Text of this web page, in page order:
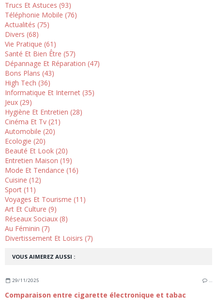
VOUS AIMEREZ AUSSI :
29/11/2025 …
Comparaison entre cigarette électronique et tabac
Trucs Et Astuces (93)
Téléphonie Mobile (76)
Actualités (75)
Divers (68)
Vie Pratique (61)
Santé Et Bien Être (57)
Dépannage Et Réparation (47)
Bons Plans (43)
High Tech (36)
Informatique Et Internet (35)
Jeux (29)
Hygiène Et Entretien (28)
Cinéma Et Tv (21)
Automobile (20)
Ecologie (20)
Beauté Et Look (20)
Entretien Maison (19)
Mode Et Tendance (16)
Cuisine (12)
Sport (11)
Voyages Et Tourisme (11)
Art Et Culture (9)
Réseaux Sociaux (8)
Au Féminin (7)
Divertissement Et Loisirs (7)